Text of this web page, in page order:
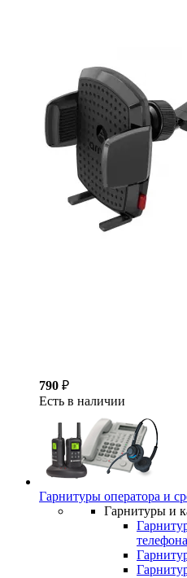
790 ₽
Есть в наличии
Гарнитуры оператора и
Гарнитуры и
телефона